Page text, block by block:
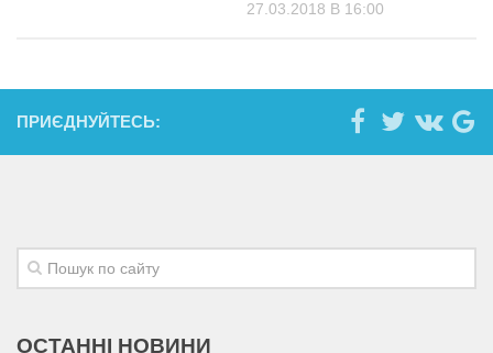
27.03.2018 В 16:00
ПРИЄДНУЙТЕСЬ:
ОСТАННІ НОВИНИ